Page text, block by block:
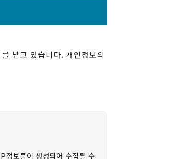
받고 있습니다. 개인정보의
정보들이 생성되어 수집될 수